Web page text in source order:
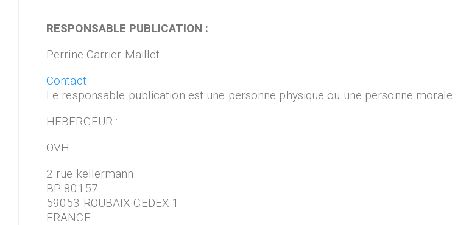
RESPONSABLE PUBLICATION :
Perrine Carrier-Maillet
Contact
Le responsable publication est une personne physique ou une personne morale.
HEBERGEUR :
OVH
2 rue kellermann
BP 80157
59053 ROUBAIX CEDEX 1
FRANCE